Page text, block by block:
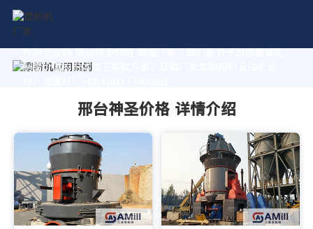
作为专业的 邢台神圣价格 制造厂家，我们致力于为您量身定
制高价值的粉体加工系统方案。获取厂家直销报价及技术支
邢台神圣价格 详情介绍